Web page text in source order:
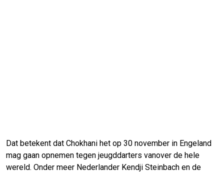
Dat betekent dat Chokhani het op 30 november in Engeland
mag gaan opnemen tegen jeugddarters vanover de hele
wereld. Onder meer Nederlander Kendji Steinbach en de